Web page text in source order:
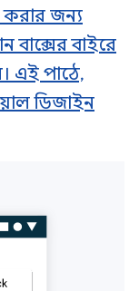
করার জন্য
বাক্সের বাইরে
এই পাঠে,
ডিজাইন